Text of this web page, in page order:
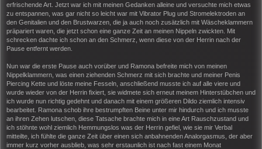
erfrischende Art. Jetzt war ich mit meinen Gedanken alleine und versuchte mich etwas
zu entspannen, was gar nicht so leicht war mit Vibrator Plug und Stromelektroden an
den Genitalien und den Brustwarzen, die ja auch noch zusätzlich mit Wäscheklammern
präpariert waren, die jetzt schon eine ganze Zeit an meinen Nippeln zwickten. Mit
schrecken dachte ich schon an den Schmerz, wenn diese von der Herrin nach der
Pause entfernt werden.
Nun war die erste Pause auch vorüber und Ramona befreite mich von meinen
Nippelklammern, was einen ziehenden Schmerz mit sich brachte und meiner Penis
Piercing Kette und löste meine Fesseln, anschließend musste ich auf alle viere und
wurde wieder von der Herrin fixiert, sie widmete sich erneut meinem Hinterstübchen und
ich wurde nun richtig gedehnt und danach mit einem größeren Dildo ziemlich intensiv
bearbeitet. Ramona schob ihre bestrumpften Beine unter mir hindurch und ich musste
an ihren Zehen lutschen, diese Tatsache brachte mich in eine Art Rauschzustand und
ich stöhnte wohl ziemlich Hemmungslos was der Herrin gefiel, wie sie mir Verbal
mitteilte, ich fühlte die ganze Zeit über einen sich anbahnenden Analorgasmus, der aber
immer kurz vorher ausblieb, was sehr erstaunlich ist nach fast einem Monat